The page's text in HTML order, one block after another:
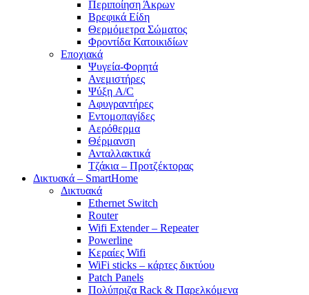
Περιποίηση Άκρων
Βρεφικά Είδη
Θερμόμετρα Σώματος
Φροντίδα Κατοικιδίων
Εποχιακά
Ψυγεία-Φορητά
Ανεμιστήρες
Ψύξη A/C
Αφυγραντήρες
Εντομοπαγίδες
Αερόθερμα
Θέρμανση
Ανταλλακτικά
Τζάκια – Προτζέκτορας
Δικτυακά – SmartHome
Δικτυακά
Ethernet Switch
Router
Wifi Extender – Repeater
Powerline
Κεραίες Wifi
WiFi sticks – κάρτες δικτύου
Patch Panels
Πολύπριζα Rack & Παρελκόμενα